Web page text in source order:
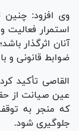
وی افزود: چنین
استمرار
آنان اثرگذار
ضوابط قانونی و
القاصی تأکید
عین صیانت از
که منجر به
جلوگیری شود.